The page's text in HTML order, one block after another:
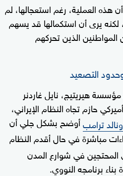
هذه العملية، رغم استعجالها، لم
يرى أن استكمالها قد يسهم
الذين تحركهم
التصعيد
هيريتيج، نايل غاردنر
حازم تجاه النظام الإيراني،
ترامبأوضح بشكل جلي أن
مباشرة في حال أقدم النظام
المحتجين في شوارع المدن
بناء برنامجه النووي.